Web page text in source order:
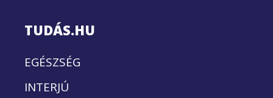
TUDÁS.HU
EGÉSZSÉG
INTERJÚ